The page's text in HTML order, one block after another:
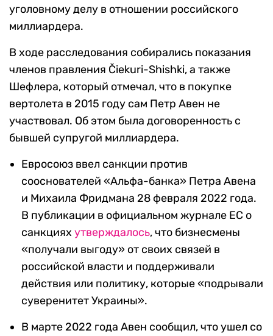
уголовному делу в отношении российского
миллиардера.
В ходе расследования собирались показания
членов правления Čiekuri-Shishki, а также
Шефлера, который отмечал, что в покупке
вертолета в 2015 году сам Петр Авен не
участвовал. Об этом была договоренность с
бывшей супругой миллиардера.
Евросоюз ввел санкции против
сооснователей «Альфа-банка» Петра Авена
и Михаила Фридмана 28 февраля 2022 года.
В публикации в официальном журнале ЕС о
санкциях утверждалось, что бизнесмены
«получали выгоду» от своих связей в
российской власти и поддерживали
действия или политику, которые «подрывали
суверенитет Украины».
В марте 2022 года Авен сообщил, что ушел со